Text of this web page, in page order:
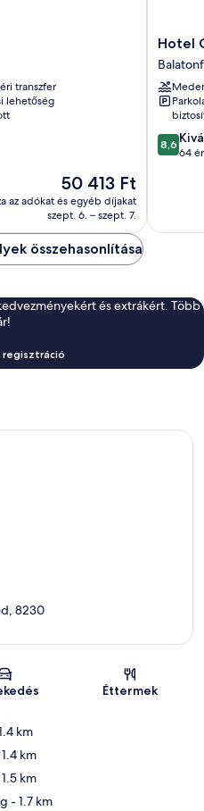
transzfer
lehetőség
Az
ár
50 413 Ft
50 413 Ft
az adókat és egyéb díjakat
szept. 6. – szept. 7.
Hotel
Golden
Lake
Resort
Hotel
8.6
8,6
64
összehasonlítása
és extrákért. Több
regisztráció
Térkép
8230
Éttermek
km
km
km
- 1.7 km